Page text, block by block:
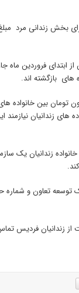
، ادامه داد: برای بخش زندانی
های بازگشته اند.
طی روزهای اخیر ۳۰۰ بسته حمایتی به ارزش ۹۰ میلیون
پرس غذای گرم بین خانواده های
زندانیان یک
خواست کمک های خود را به شماره حساب ۴۱۰۷۱۱۱۵۰۲۴۳۶۱۱